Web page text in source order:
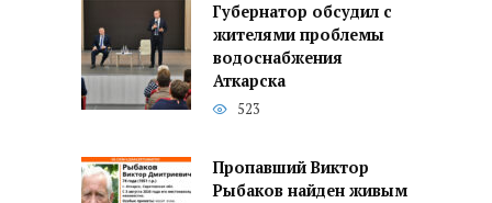
Губернатор обсудил с
жителями проблемы
водоснабжения
Аткарска
523
Пропавший Виктор
Рыбаков найден живым